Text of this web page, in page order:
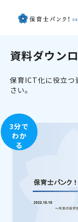
資料ダウン
保育ICT化に役立つ
さい。
3分で
わか
る